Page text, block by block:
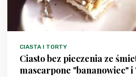
CIASTA I TORTY
Ciasto bez pieczenia ze
mascarpone "bananowiec"